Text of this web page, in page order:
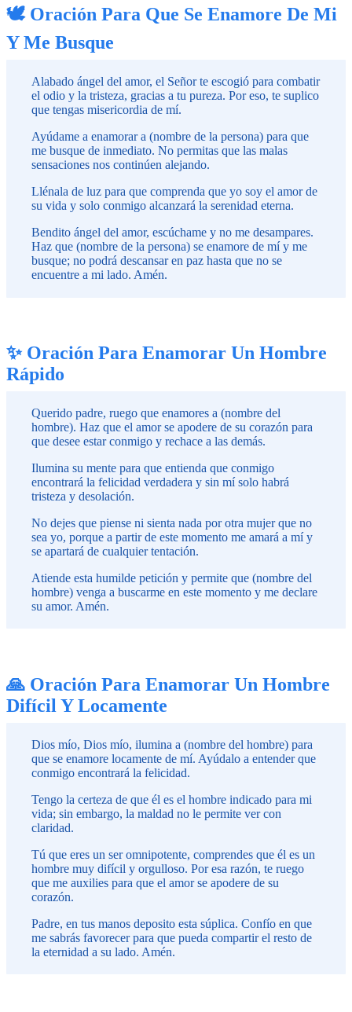
🕊️ Oración Para Que Se Enamore De Mi
Y Me Busque
Alabado ángel del amor, el Señor te escogió para combatir
el odio y la tristeza, gracias a tu pureza. Por eso, te suplico
que tengas misericordia de mí.
Ayúdame a enamorar a (nombre de la persona) para que
me busque de inmediato. No permitas que las malas
sensaciones nos continúen alejando.
Llénala de luz para que comprenda que yo soy el amor de
su vida y solo conmigo alcanzará la serenidad eterna.
Bendito ángel del amor, escúchame y no me desampares.
Haz que (nombre de la persona) se enamore de mí y me
busque; no podrá descansar en paz hasta que no se
encuentre a mi lado. Amén.
✨ Oración Para Enamorar Un Hombre
Rápido
Querido padre, ruego que enamores a (nombre del
hombre). Haz que el amor se apodere de su corazón para
que desee estar conmigo y rechace a las demás.
Ilumina su mente para que entienda que conmigo
encontrará la felicidad verdadera y sin mí solo habrá
tristeza y desolación.
No dejes que piense ni sienta nada por otra mujer que no
sea yo, porque a partir de este momento me amará a mí y
se apartará de cualquier tentación.
Atiende esta humilde petición y permite que (nombre del
hombre) venga a buscarme en este momento y me declare
su amor. Amén.
🙏 Oración Para Enamorar Un Hombre
Difícil Y Locamente
Dios mío, Dios mío, ilumina a (nombre del hombre) para
que se enamore locamente de mí. Ayúdalo a entender que
conmigo encontrará la felicidad.
Tengo la certeza de que él es el hombre indicado para mi
vida; sin embargo, la maldad no le permite ver con
claridad.
Tú que eres un ser omnipotente, comprendes que él es un
hombre muy difícil y orgulloso. Por esa razón, te ruego
que me auxilies para que el amor se apodere de su
corazón.
Padre, en tus manos deposito esta súplica. Confío en que
me sabrás favorecer para que pueda compartir el resto de
la eternidad a su lado. Amén.